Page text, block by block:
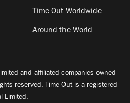
Time Out Worldwide
Around the World
and affiliated companies owned
reserved. Time Out is a registered
Limited.